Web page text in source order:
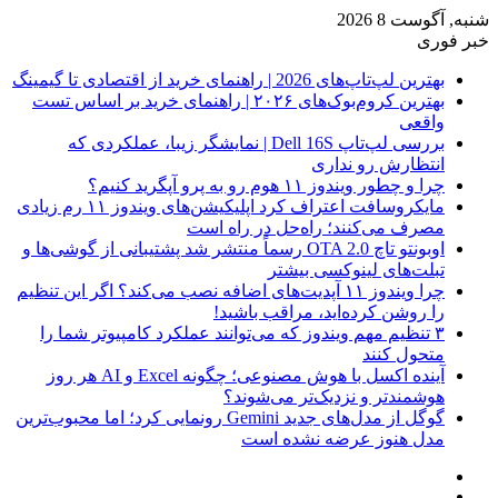
شنبه, آگوست 8 2026
خبر فوری
بهترین لپ‌تاپ‌های 2026 | راهنمای خرید از اقتصادی تا گیمینگ
بهترین کروم‌بوک‌های ۲۰۲۶ | راهنمای خرید بر اساس تست
واقعی
بررسی لپ‌تاپ Dell 16S | نمایشگر زیبا، عملکردی که
انتظارش رو نداری
چرا و چطور ویندوز ۱۱ هوم رو به پرو آپگرید کنیم؟
مایکروسافت اعتراف کرد اپلیکیشن‌های ویندوز ۱۱ رم زیادی
مصرف می‌کنند؛ راه‌حل در راه است
اوبونتو تاچ OTA 2.0 رسماً منتشر شد پشتیبانی از گوشی‌ها و
تبلت‌های لینوکسی بیشتر
چرا ویندوز ۱۱ آپدیت‌های اضافه نصب می‌کند؟ اگر این تنظیم
را روشن کرده‌اید، مراقب باشید!
۳ تنظیم مهم ویندوز که می‌توانند عملکرد کامپیوتر شما را
متحول کنند
آینده اکسل با هوش مصنوعی؛ چگونه Excel و AI هر روز
هوشمندتر و نزدیک‌تر می‌شوند؟
گوگل از مدل‌های جدید Gemini رونمایی کرد؛ اما محبوب‌ترین
مدل هنوز عرضه نشده است